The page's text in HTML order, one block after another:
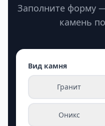
Заполните форму
камень
Вид камня
Гранит
Оникс